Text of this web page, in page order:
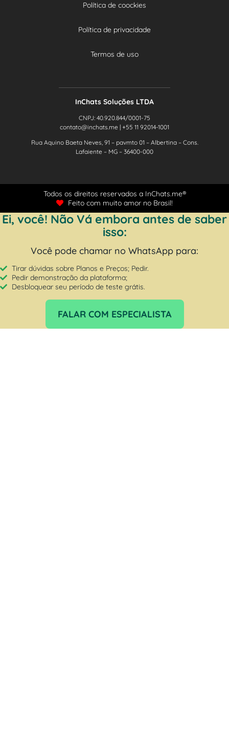
Política de coockies
Política de privacidade
Termos de uso
InChats Soluções LTDA
CNPJ: 40.920.844/0001-75
contato@inchats.me | +55 11 92014-1001
Rua Aquino Baeta Neves, 91 – pavmto 01 – Albertina – Cons.
Lafaiente – MG – 36400-000
Todos os direitos reservados a InChats.me®
Feito com muito amor no Brasil!
Ei, você! Não Vá embora antes de saber
isso:
Você pode chamar no WhatsApp para:
Tirar dúvidas sobre Planos e Preços; Pedir.
Pedir demonstração da plataforma;
Desbloquear seu período de teste grátis.
FALAR COM ESPECIALISTA